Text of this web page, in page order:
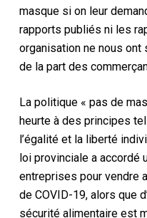
masque si on leur
rapports publiés ni les
organisation ne nous ont
de la part des
La politique « pas de
heurte à des principes
l’égalité et la liberté
loi provinciale a accordé
entreprises pour vendre
de COVID-19, alors que
sécurité alimentaire est